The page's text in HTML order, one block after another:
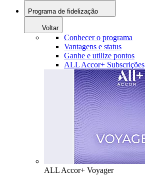
Programa de fidelização
Voltar
Conhecer o programa
Vantagens e status
Ganhe e utilize pontos
ALL Accor+ Subscrições
ALL Accor+ Voyager